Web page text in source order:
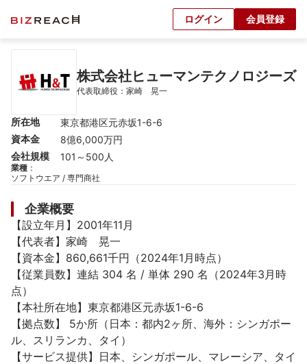
ログイン 会員登録
株式会社ヒューマンテクノロジーズ
代表取締役：家崎　晃一
所在地
東京都港区元赤坂1-6-6
資本金
8億6,000万円
会社規模
101～500人
業種 ：
ソフトウエア / 専門商社
企業概要
【設立年月】2001年11月
【代表者】家崎　晃一
【資本金】860,661千円（2024年1月時点）
【従業員数】連結 304 名 / 単体 290 名（2024年3月時
点）
【本社所在地】東京都港区元赤坂1-6-6
【拠点数】 5か所（日本：都内2ヶ所、海外：シンガポー
ル、スリランカ、タイ）
【サービス提供】日本、シンガポール、マレーシア、タイ